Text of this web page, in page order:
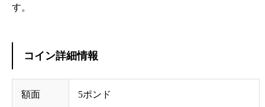
す。
コイン詳細情報
額面 5ポンド